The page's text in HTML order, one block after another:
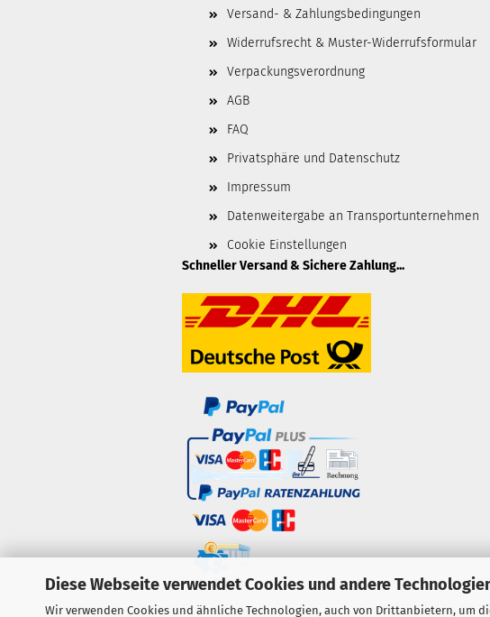
Diese Webseite verwendet Cookies und andere
Wir verwenden Cookies und ähnliche Technologien, auch von Drittanbietern, um
Versand- & Zahlungsbedingungen
Widerrufsrecht & Muster-Widerrufsformular
Verpackungsverordnung
AGB
FAQ
Privatsphäre und Datenschutz
Impressum
Datenweitergabe an Transportunternehmen
Cookie Einstellungen
Schneller Versand & Sichere Zahlung...